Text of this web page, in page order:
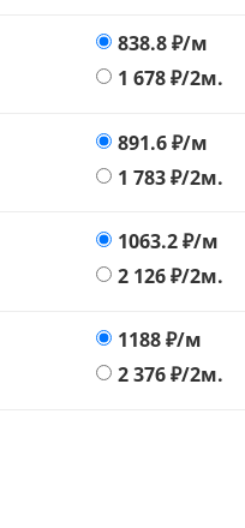
838.8₽/м
1 678₽/2м.
891.6₽/м
1 783₽/2м.
1063.2₽/м
2 126₽/2м.
1188₽/м
2 376₽/2м.